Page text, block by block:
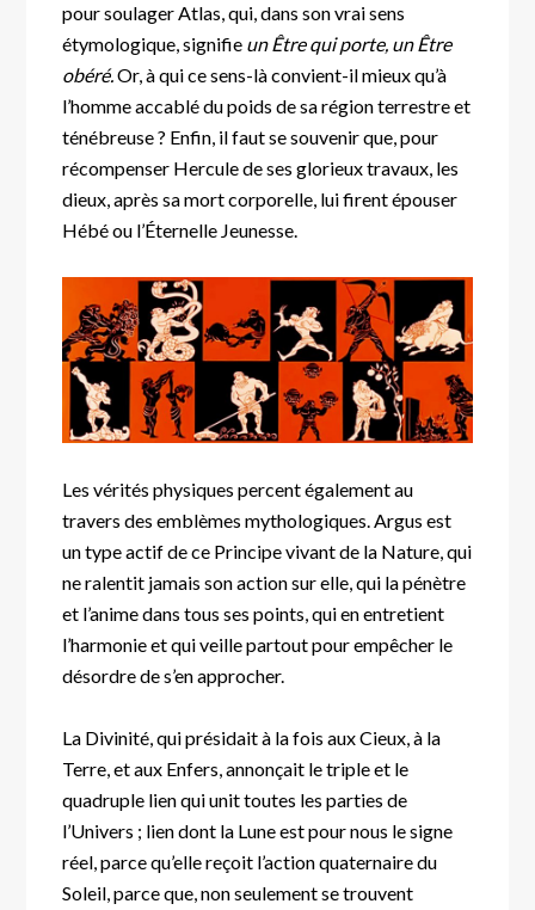
pour soulager Atlas, qui, dans son vrai sens
étymologique, signifie un Être qui porte, un Être
obéré.Or, à qui ce sens-là convient-il mieux qu’à
l’homme accablé du poids de sa région terrestre et
ténébreuse ? Enfin, il faut se souvenir que, pour
récompenser Hercule de ses glorieux travaux, les
dieux, après sa mort corporelle, lui firent épouser
Hébé ou l’Éternelle Jeunesse.
Les vérités physiques percent également au
travers des emblèmes mythologiques. Argus est
un type actif de ce Principe vivant de la Nature, qui
ne ralentit jamais son action sur elle, qui la pénètre
et l’anime dans tous ses points, qui en entretient
l’harmonie et qui veille partout pour empêcher le
désordre de s’en approcher.
La Divinité, qui présidait à la fois aux Cieux, à la
Terre, et aux Enfers, annonçait le triple et le
quadruple lien qui unit toutes les parties de
l’Univers ; lien dont la Lune est pour nous le signe
réel, parce qu’elle reçoit l’action quaternaire du
Soleil, parce que, non seulement se trouvent